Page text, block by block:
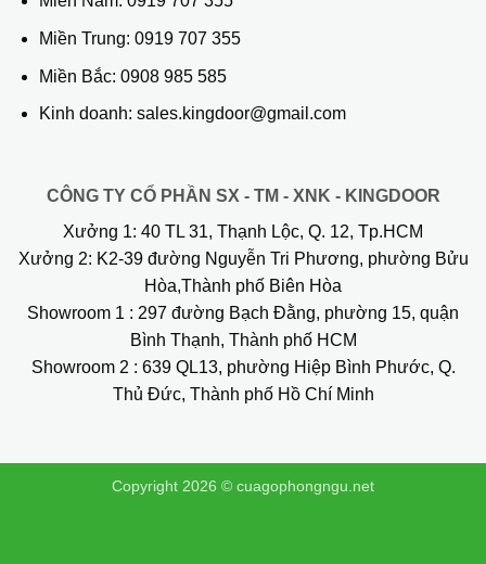
Miền Trung: 0919 707 355
Miền Bắc: 0908 985 585
Kinh doanh: sales.kingdoor@gmail.com
CÔNG TY CỔ PHẦN SX - TM - XNK - KINGDOOR
Xưởng 1: 40 TL 31, Thạnh Lộc, Q. 12, Tp.HCM
Xưởng 2: K2-39 đường Nguyễn Tri Phương, phường Bửu
Hòa,Thành phố Biên Hòa
Showroom 1 : 297 đường Bạch Đằng, phường 15, quận
Bình Thạnh, Thành phố HCM
Showroom 2 : 639 QL13, phường Hiệp Bình Phước, Q.
Thủ Đức, Thành phố Hồ Chí Minh
Copyright 2026 © cuagophongngu.net